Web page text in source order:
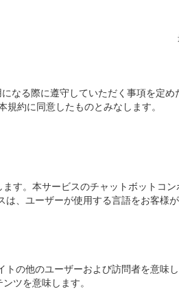
る際に遵守していただく事項を定め
約に同意したものとみなします。
す。本サービスのチャットボットコ
、ユーザーが使用する言語をお客様
の他のユーザーおよび訪問者を意味し
ツを意味します。